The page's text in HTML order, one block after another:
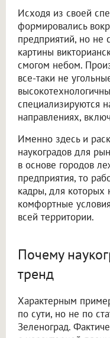
Исходя из своей
формировались
предприятий, но не
картины
смогом небом.
все-таки не
специализируются
направлениях,
Именно здесь и
наукоградов для
в основе городов
предприятия, то
кадры, для которых
комфортные
всей территории.
Почему
тренд
Характерным
по сути, но не по
Зеленоград.